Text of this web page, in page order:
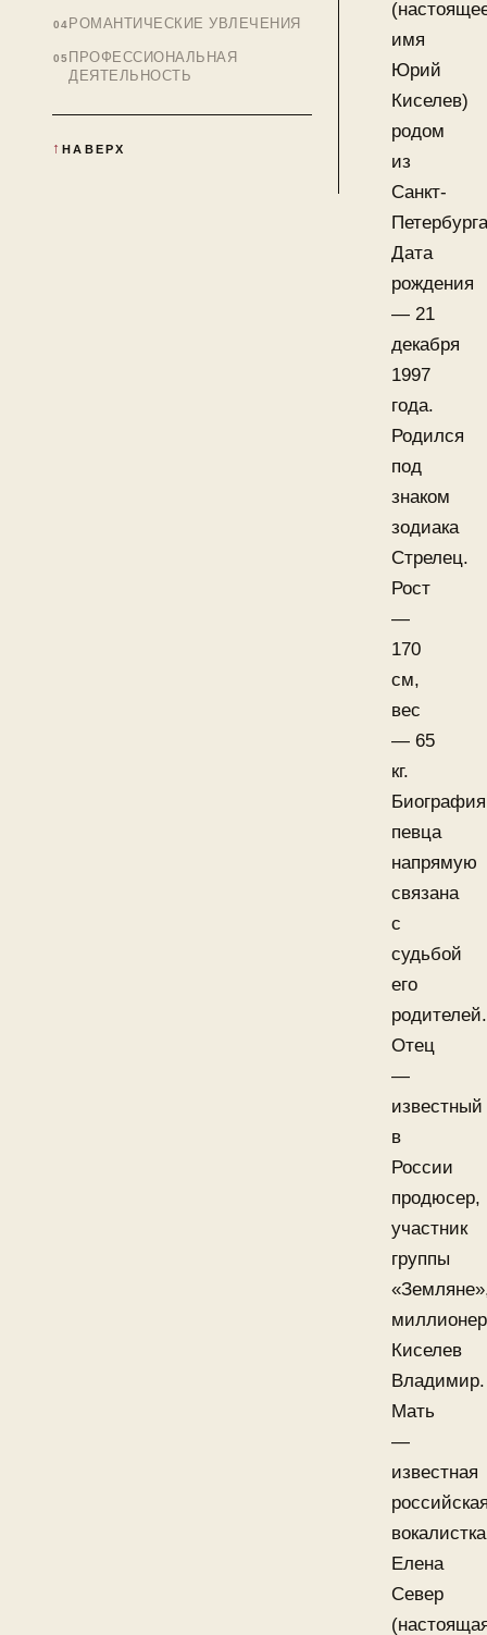
РОМАНТИЧЕСКИЕ УВЛЕЧЕНИЯ
ПРОФЕССИОНАЛЬНАЯ
ДЕЯТЕЛЬНОСТЬ
НАВЕРХ
имя
Юрий
Киселев)
родом
из
Санкт-
Дата
рождения
— 21
декабря
1997
года.
Родился
под
знаком
зодиака
Стрелец.
Рост
—
170
см,
вес
— 65
кг.
Биография
певца
напрямую
связана
с
судьбой
его
родителей.
Отец
—
известный
в
России
продюсер,
участник
группы
миллионер
Киселев
Владимир.
Мать
—
известная
вокалистка
Елена
Север